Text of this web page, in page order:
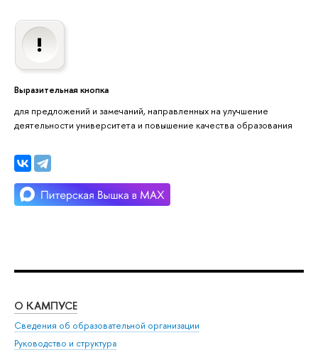
Выразительная кнопка
для предложений и замечаний, направленных на улучшение
деятельности университета и повышение качества образования
О КАМПУСЕ
Сведения об образовательной организации
Руководство и структура